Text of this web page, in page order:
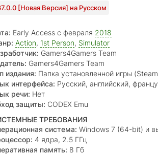
[Новая Версия] на Русском
Early Access с февраля 2018
Action, 1st Person, Simulator
Gamers4Gamers Team
Gamers4Gamers Team
издания: Папка установленной игры
интерфейса: Русский, английский,
речи: Нет
защиты: CODEX Emu
ТРЕБОВАНИЯ
система: Windows 7 (64-bit) и
4 ядра, 2.5 ГГц
память: 8 Гб